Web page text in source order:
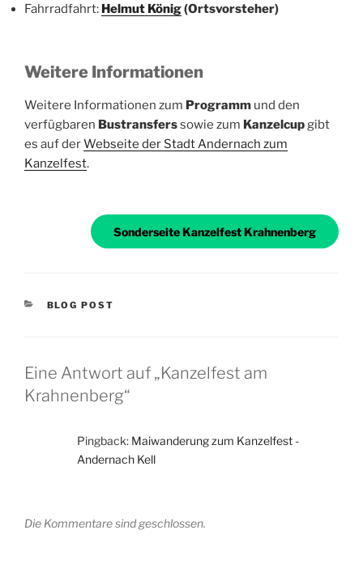
Fahrradfahrt: Helmut König(Ortsvorsteher)
Weitere Informationen
Weitere Informationen zum Programm und den
verfügbaren Bustransferssowie zum Kanzelcupgibt
es auf derWebseite der Stadt Andernach zum
Kanzelfest.
Sonderseite Kanzelfest Krahnenberg
KATEGORIEN
BLOG POST
Eine Antwort auf „Kanzelfest am
Krahnenberg“
Pingback: Maiwanderung zum Kanzelfest -
Andernach Kell
Die Kommentare sind geschlossen.